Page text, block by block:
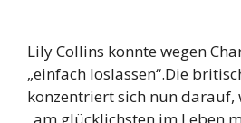
Lily Collins konnte wegen
„einfach loslassen“.Die
konzentriert sich nun darauf,